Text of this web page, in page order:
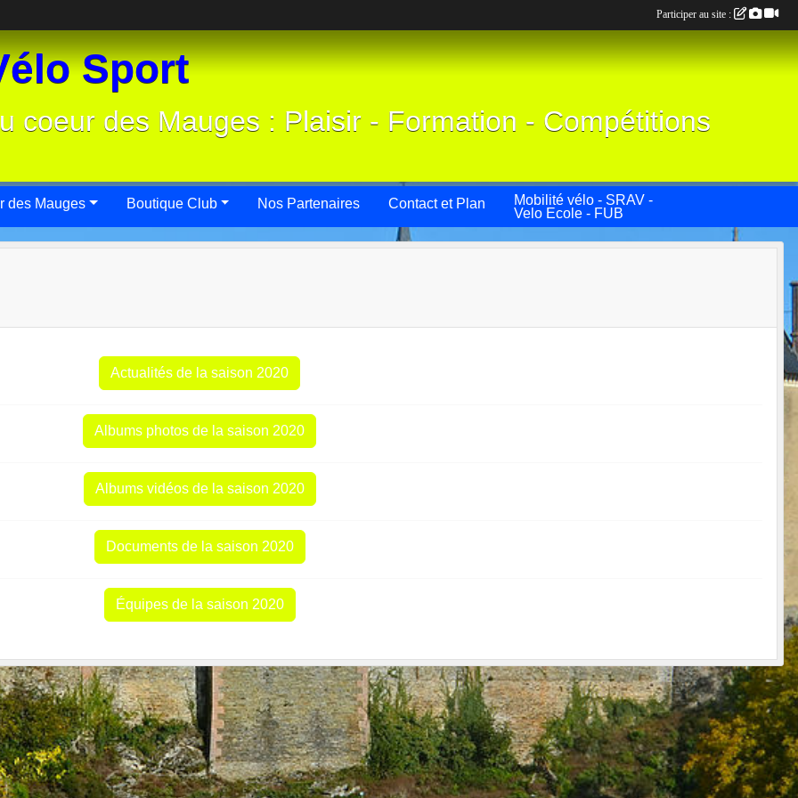
Sport
coeur des Mauges : Plaisir - Formation - Compétitions
des Mauges Boutique Club Nos Partenaires Contact et Plan
Mobilité vélo - SRAV -
Velo Ecole - FUB
Actualités de la saison 2020
Albums photos de la saison 2020
Albums vidéos de la saison 2020
Documents de la saison 2020
Équipes de la saison 2020
Participer au site :